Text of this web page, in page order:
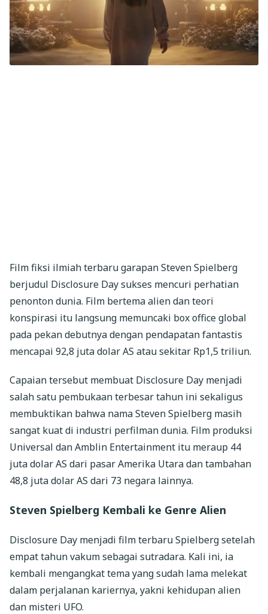
Film fiksi ilmiah terbaru garapan Steven Spielberg
berjudul Disclosure Day sukses mencuri perhatian
penonton dunia. Film bertema alien dan teori
konspirasi itu langsung memuncaki box office global
pada pekan debutnya dengan pendapatan fantastis
mencapai 92,8 juta dolar AS atau sekitar Rp1,5 triliun.
Capaian tersebut membuat Disclosure Day menjadi
salah satu pembukaan terbesar tahun ini sekaligus
membuktikan bahwa nama Steven Spielberg masih
sangat kuat di industri perfilman dunia. Film produksi
Universal dan Amblin Entertainment itu meraup 44
juta dolar AS dari pasar Amerika Utara dan tambahan
48,8 juta dolar AS dari 73 negara lainnya.
Steven Spielberg Kembali ke Genre Alien
Disclosure Day menjadi film terbaru Spielberg setelah
empat tahun vakum sebagai sutradara. Kali ini, ia
kembali mengangkat tema yang sudah lama melekat
dalam perjalanan kariernya, yakni kehidupan alien
dan misteri UFO.